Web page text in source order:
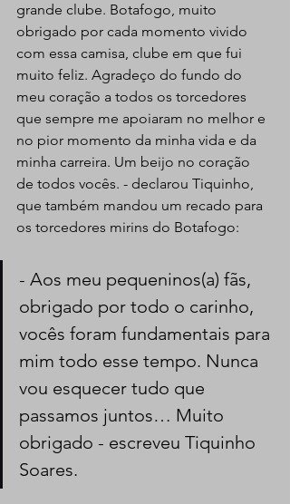
grande clube. Botafogo, muito
obrigado por cada momento vivido
com essa camisa, clube em que fui
muito feliz. Agradeço do fundo do
meu coração a todos os torcedores
que sempre me apoiaram no melhor e
no pior momento da minha vida e da
minha carreira. Um beijo no coração
de todos vocês. - declarou Tiquinho,
que também mandou um recado para
os torcedores mirins do Botafogo:
- Aos meu pequeninos(a) fãs,
obrigado por todo o carinho,
vocês foram fundamentais para
mim todo esse tempo. Nunca
vou esquecer tudo que
passamos juntos… Muito
obrigado - escreveu Tiquinho
Soares.